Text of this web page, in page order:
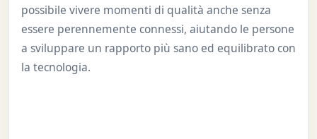
possibile vivere momenti di qualità anche senza
essere perennemente connessi, aiutando le persone
a sviluppare un rapporto più sano ed equilibrato con
la tecnologia.